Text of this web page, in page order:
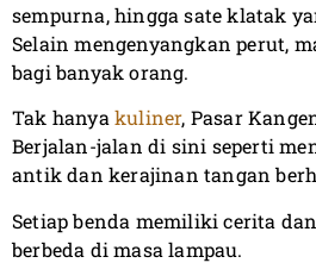
sempurna, hingga sate klatak
Selain mengenyangkan perut,
bagi banyak orang.
Tak hanya kuliner, Pasar
Berjalan-jalan di sini seperti
antik dan kerajinan tangan
Setiap benda memiliki cerita
berbeda di masa lampau.